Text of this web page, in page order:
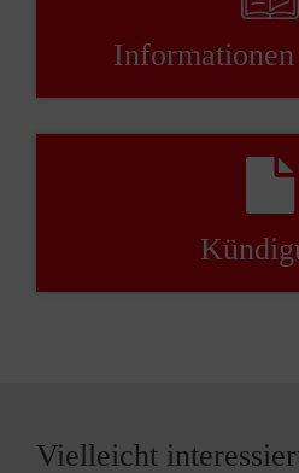
Vielleicht